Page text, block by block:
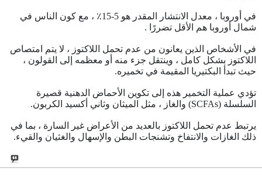
في أوروبا ، معدل الانتشار المقدر هو 5-15٪ ، مع كون الناس في
شمال أوروبا هم الأقل تضررًا .
في الأشخاص الذين يعانون من عدم تحمل اللاكتوز ، لا يتم امتصاص
اللاكتوز بشكل كامل ، وينتقل جزء منه أو معظمه إلى القولون ،
حيث تبدأ البكتيريا المقيمة في تخميره.
تؤدي عملية التخمير هذه إلى تكوين الأحماض الدهنية قصيرة
السلسلة (SCFAs) والغاز ، مثل الميثان وثاني أكسيد الكربون.
يرتبط عدم تحمل اللاكتوز بالعديد من الأعراض غير السارة ، بما في
ذلك الغازات والانتفاخ وتشنجات البطن والإسهال والغثيان والقيء.